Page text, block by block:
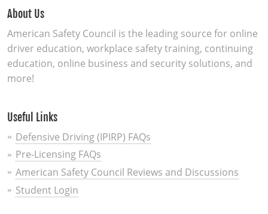
Módulo 4: Hábitos de Conducción Segura
Módulo 5: Habilidades de Conducción Segura
Módulo 6: Riesgos del Alcohol y Otras Drogas
Módulo 7: Leyes del Estado de Nueva York
Módulo 8: Sentimientos, Actitudes y Toma de Riesgos
Módulo 9: Conducción Agresiva y Furia en la Carretera
About Us
American Safety Council is the leading source for online
driver education, workplace safety training, continuing
education, online business and security solutions, and
more!
Useful Links
Defensive Driving (IPIRP) FAQs
Pre-Licensing FAQs
American Safety Council Reviews and Discussions
Student Login